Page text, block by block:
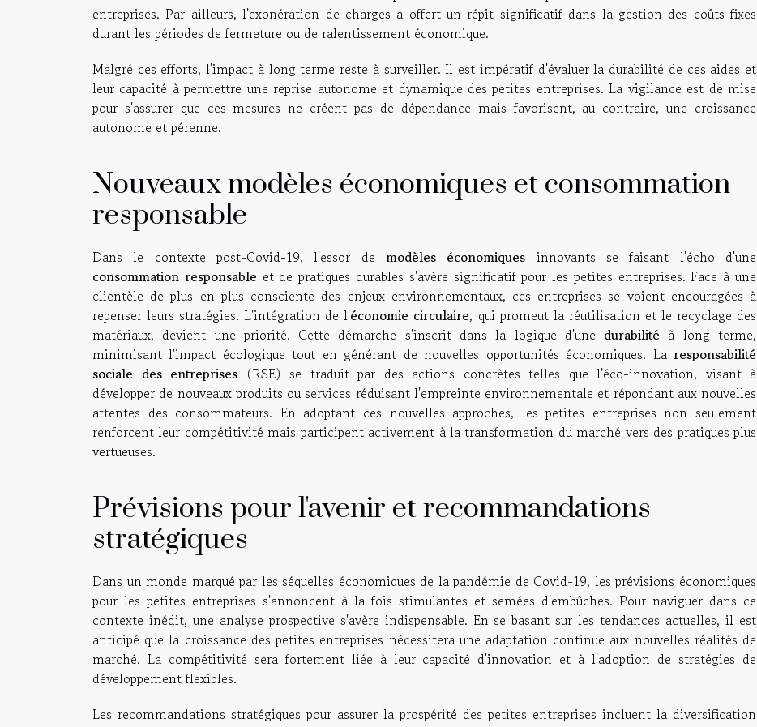
entreprises. Par ailleurs, l'exonération de charges a offert un répit significatif dans la gestion des coûts fixes
durant les périodes de fermeture ou de ralentissement économique.
Malgré ces efforts, l'impact à long terme reste à surveiller. Il est impératif d'évaluer la durabilité de ces aides et
leur capacité à permettre une reprise autonome et dynamique des petites entreprises. La vigilance est de mise
pour s'assurer que ces mesures ne créent pas de dépendance mais favorisent, au contraire, une croissance
autonome et pérenne.
Nouveaux modèles économiques et consommation
responsable
Dans le contexte post-Covid-19, l'essor de modèles économiques innovants se faisant l'écho d'une
consommation responsable et de pratiques durables s'avère significatif pour les petites entreprises. Face à une
clientèle de plus en plus consciente des enjeux environnementaux, ces entreprises se voient encouragées à
repenser leurs stratégies. L'intégration de l'économie circulaire, qui promeut la réutilisation et le recyclage des
matériaux, devient une priorité. Cette démarche s'inscrit dans la logique d'une durabilité à long terme,
minimisant l'impact écologique tout en générant de nouvelles opportunités économiques. La responsabilité
sociale des entreprises (RSE) se traduit par des actions concrètes telles que l'éco-innovation, visant à
développer de nouveaux produits ou services réduisant l'empreinte environnementale et répondant aux nouvelles
attentes des consommateurs. En adoptant ces nouvelles approches, les petites entreprises non seulement
renforcent leur compétitivité mais participent activement à la transformation du marché vers des pratiques plus
vertueuses.
Prévisions pour l'avenir et recommandations
stratégiques
Dans un monde marqué par les séquelles économiques de la pandémie de Covid-19, les prévisions économiques
pour les petites entreprises s'annoncent à la fois stimulantes et semées d'embûches. Pour naviguer dans ce
contexte inédit, une analyse prospective s'avère indispensable. En se basant sur les tendances actuelles, il est
anticipé que la croissance des petites entreprises nécessitera une adaptation continue aux nouvelles réalités de
marché. La compétitivité sera fortement liée à leur capacité d'innovation et à l'adoption de stratégies de
développement flexibles.
Les recommandations stratégiques pour assurer la prospérité des petites entreprises incluent la diversification